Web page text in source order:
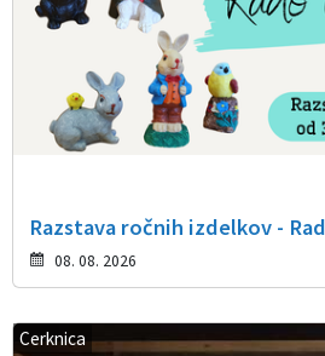
Razstava ročnih izdelkov -
08. 08. 2026
Cerknica